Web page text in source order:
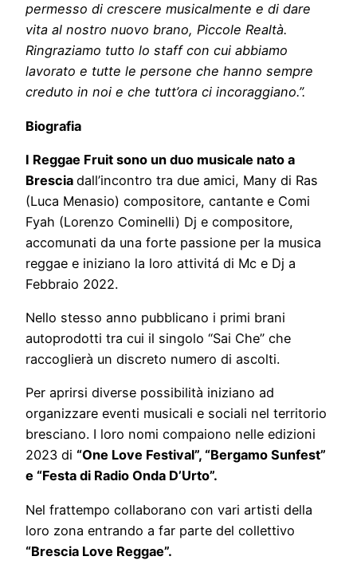
permesso di crescere musicalmente e di dare
vita al nostro nuovo brano, Piccole Realtà.
Ringraziamo tutto lo staff con cui abbiamo
lavorato e tutte le persone che hanno sempre
creduto in noi e che tutt’ora ci incoraggiano.”.
Biografia
I Reggae Fruit sono un duo musicale nato a
Brescia dall’incontro tra due amici, Many di Ras
(Luca Menasio) compositore, cantante e Comi
Fyah (Lorenzo Cominelli) Dj e compositore,
accomunati da una forte passione per la musica
reggae e iniziano la loro attivitá di Mc e Dj a
Febbraio 2022.
Nello stesso anno pubblicano i primi brani
autoprodotti tra cui il singolo “Sai Che” che
raccoglierà un discreto numero di ascolti.
Per aprirsi diverse possibilità iniziano ad
organizzare eventi musicali e sociali nel territorio
bresciano. I loro nomi compaiono nelle edizioni
2023 di “One Love Festival”, “Bergamo Sunfest”
e “Festa di Radio Onda D’Urto”.
Nel frattempo collaborano con vari artisti della
loro zona entrando a far parte del collettivo
“Brescia Love Reggae”.